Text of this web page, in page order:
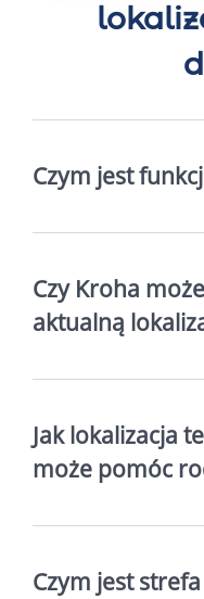
Czym jest
Czy Kroha
aktualną
Jak lokalizacja
może pomóc
Czym jest